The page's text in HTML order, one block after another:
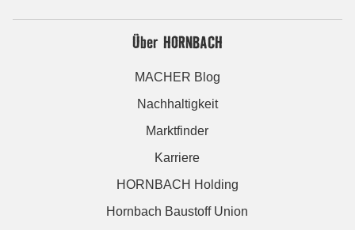
Über HORNBACH
MACHER Blog
Nachhaltigkeit
Marktfinder
Karriere
HORNBACH Holding
Hornbach Baustoff Union